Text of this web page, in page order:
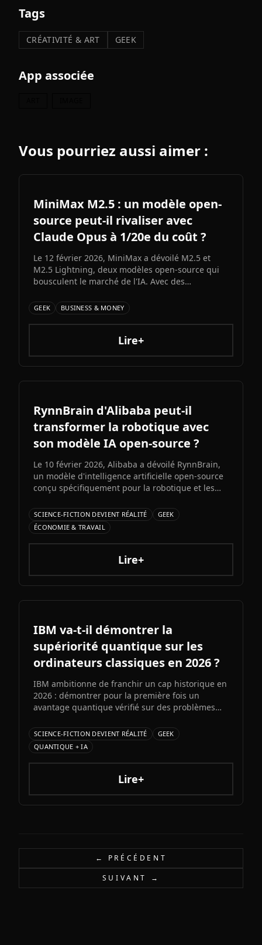
Tags
CRÉATIVITÉ & ART GEEK
App associée
Vous pourriez aussi aimer :
MiniMax M2.5 : un modèle open-
source peut-il rivaliser avec
Claude Opus à 1/20e du coût ?
Le 12 février 2026, MiniMax a dévoilé M2.5 et
M2.5 Lightning, deux modèles open-source qui
bousculent le marché de l'IA. Avec des
coding et un coût 20 fois inférieur à Claude Opus
4.6, ces nouveaux venus chinois redéfinissent le
rapport qualité-prix dans l'IA générative.
GEEK BUSINESS & MONEY
Lire+
RynnBrain d'Alibaba peut-il
transformer la robotique avec
son modèle IA open-source ?
Le 10 février 2026, Alibaba a dévoilé RynnBrain,
un modèle d'intelligence artificielle open-source
conçu spécifiquement pour la robotique et les
l'entrée du géant chinois dans la course
mondiale à la robotique intelligente.
SCIENCE-FICTION DEVIENT RÉALITÉ
GEEK
ÉCONOMIE & TRAVAIL
Lire+
IBM va-t-il démontrer la
supériorité quantique sur les
ordinateurs classiques en 2026 ?
IBM ambitionne de franchir un cap historique en
2026 : démontrer pour la première fois un
avantage quantique vérifié sur des problèmes
applications hybrides combinant intelligence
artificielle et calcul quantique.
SCIENCE-FICTION DEVIENT RÉALITÉ
GEEK
QUANTIQUE + IA
Lire+
← PRÉCÉDENT
SUIVANT →